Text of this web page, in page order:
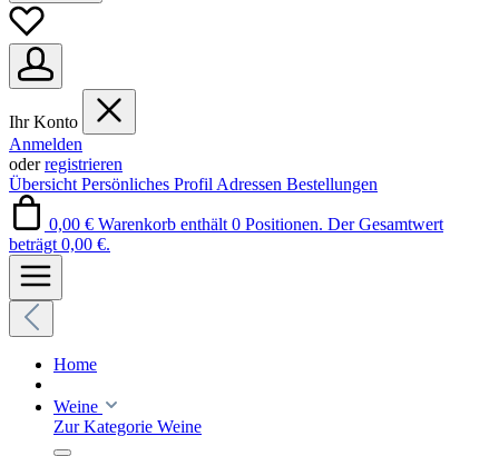
Ihr Konto
Anmelden
oderregistrieren
Übersicht Persönliches Profil Adressen Bestellungen
0,00 € Warenkorb enthält 0 Positionen. Der Gesamtwert
beträgt 0,00 €.
Home
Weine
Zur Kategorie Weine